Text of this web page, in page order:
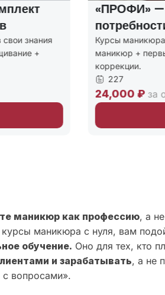
знания
+
«ПРОФИ» —
Курсы
маникюр +
коррекции.
227
24,000 ₽ за
маникюр как профессию, а
маникюра с нуля, вам
обучение. Оно для тех, кто
и зарабатывать, а не
с вопросами».